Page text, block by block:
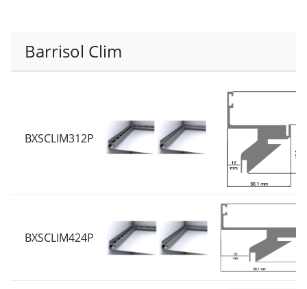
Barrisol Clim
BXSCLIM312P
BXSCLIM424P